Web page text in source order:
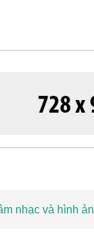
nhạc và hình